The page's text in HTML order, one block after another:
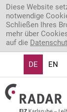
Direkt zum Inhalt
Diese Website
notwendige
Schließen Ihres
mehr über
auf die
DE EN